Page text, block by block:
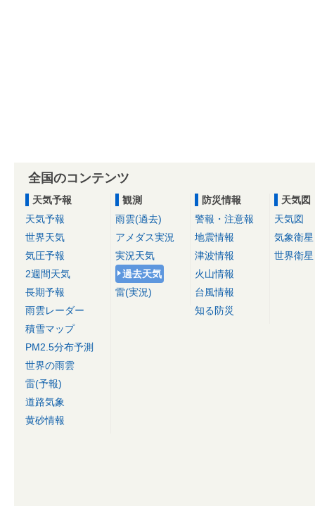
全国のコンテンツ
天気予報
天気予報
世界天気
気圧予報
2週間天気
長期予報
雨雲レーダー
積雪マップ
PM2.5分布予測
世界の雨雲
雷(予報)
道路気象
黄砂情報
観測
雨雲(過去)
アメダス実況
実況天気
過去天気
雷(実況)
防災情報
警報・注意報
地震情報
津波情報
火山情報
台風情報
知る防災
天気図
天気図
気象衛星
世界衛星